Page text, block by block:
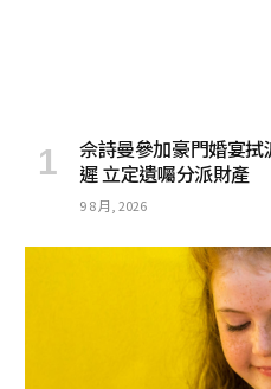
佘詩曼參加豪門婚宴
遲 立定遺囑分派財產
9 8 月, 2026